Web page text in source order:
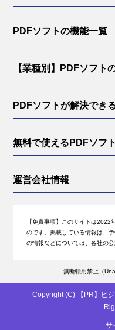
PDFソフトの機能一覧
【業種別】PDFソフト
PDFソフトが解決でき
無料で使えるPDFソフ
運営会社情報
【免責事項】
このサイトは2022
のです。掲載している情報は、
の情報などについては、各社の公
無断転用禁止（
Copyright (C) ビ
サ